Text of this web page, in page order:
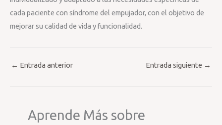
cada paciente con síndrome del empujador, con el objetivo de
mejorar su calidad de vida y funcionalidad.
← Entrada anterior Entrada siguiente →
Aprende Más sobre